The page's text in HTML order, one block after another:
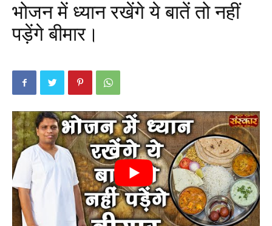
भोजन में ध्यान रखेंगे ये बातें तो नहीं
पड़ेंगे बीमार।